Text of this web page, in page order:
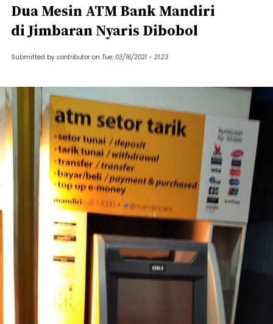
Dua Mesin ATM Bank Mandiri
di Jimbaran Nyaris Dibobol
Submitted by contributor on Tue, 03/16/2021 - 21:23